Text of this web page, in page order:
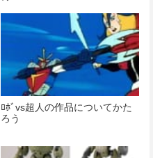
ﾛﾎﾞvs超人の作品についてかた
ろう